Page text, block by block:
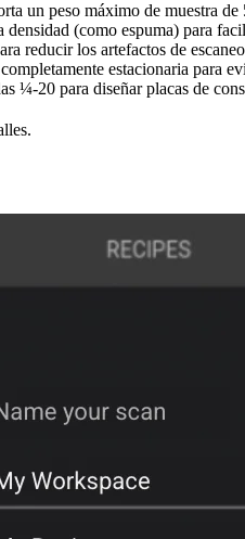
un peso máximo de muestra de
(como espuma) para
reducir los artefactos de
estacionaria para
¼-20 para diseñar placas de